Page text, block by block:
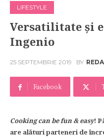
LIFESTYLE
Versatilitate și
Ingenio
25 SEPTEMBRIE 2019 BY
Facebook
Cookingcan be fun & easy!
are alături parteneri de